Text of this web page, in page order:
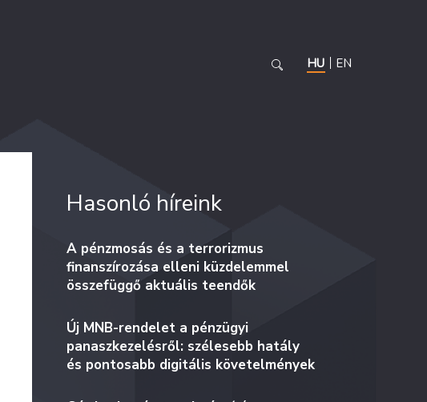
HU EN
Hasonló híreink
A pénzmosás és a terrorizmus
finanszírozása elleni küzdelemmel
összefüggő aktuális teendők
Új MNB-rendelet a pénzügyi
panaszkezelésről: szélesebb hatály
és pontosabb digitális követelmények